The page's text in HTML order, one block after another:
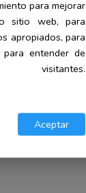
en la
para mejorar
sitio web, para
apropiados, para
entender de
Aceptar